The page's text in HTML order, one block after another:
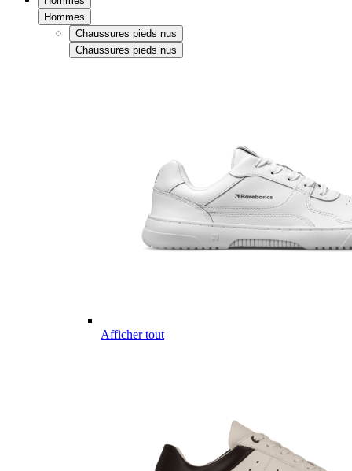
Hommes
Chaussures pieds nus
Chaussures pieds nus
Afficher tout